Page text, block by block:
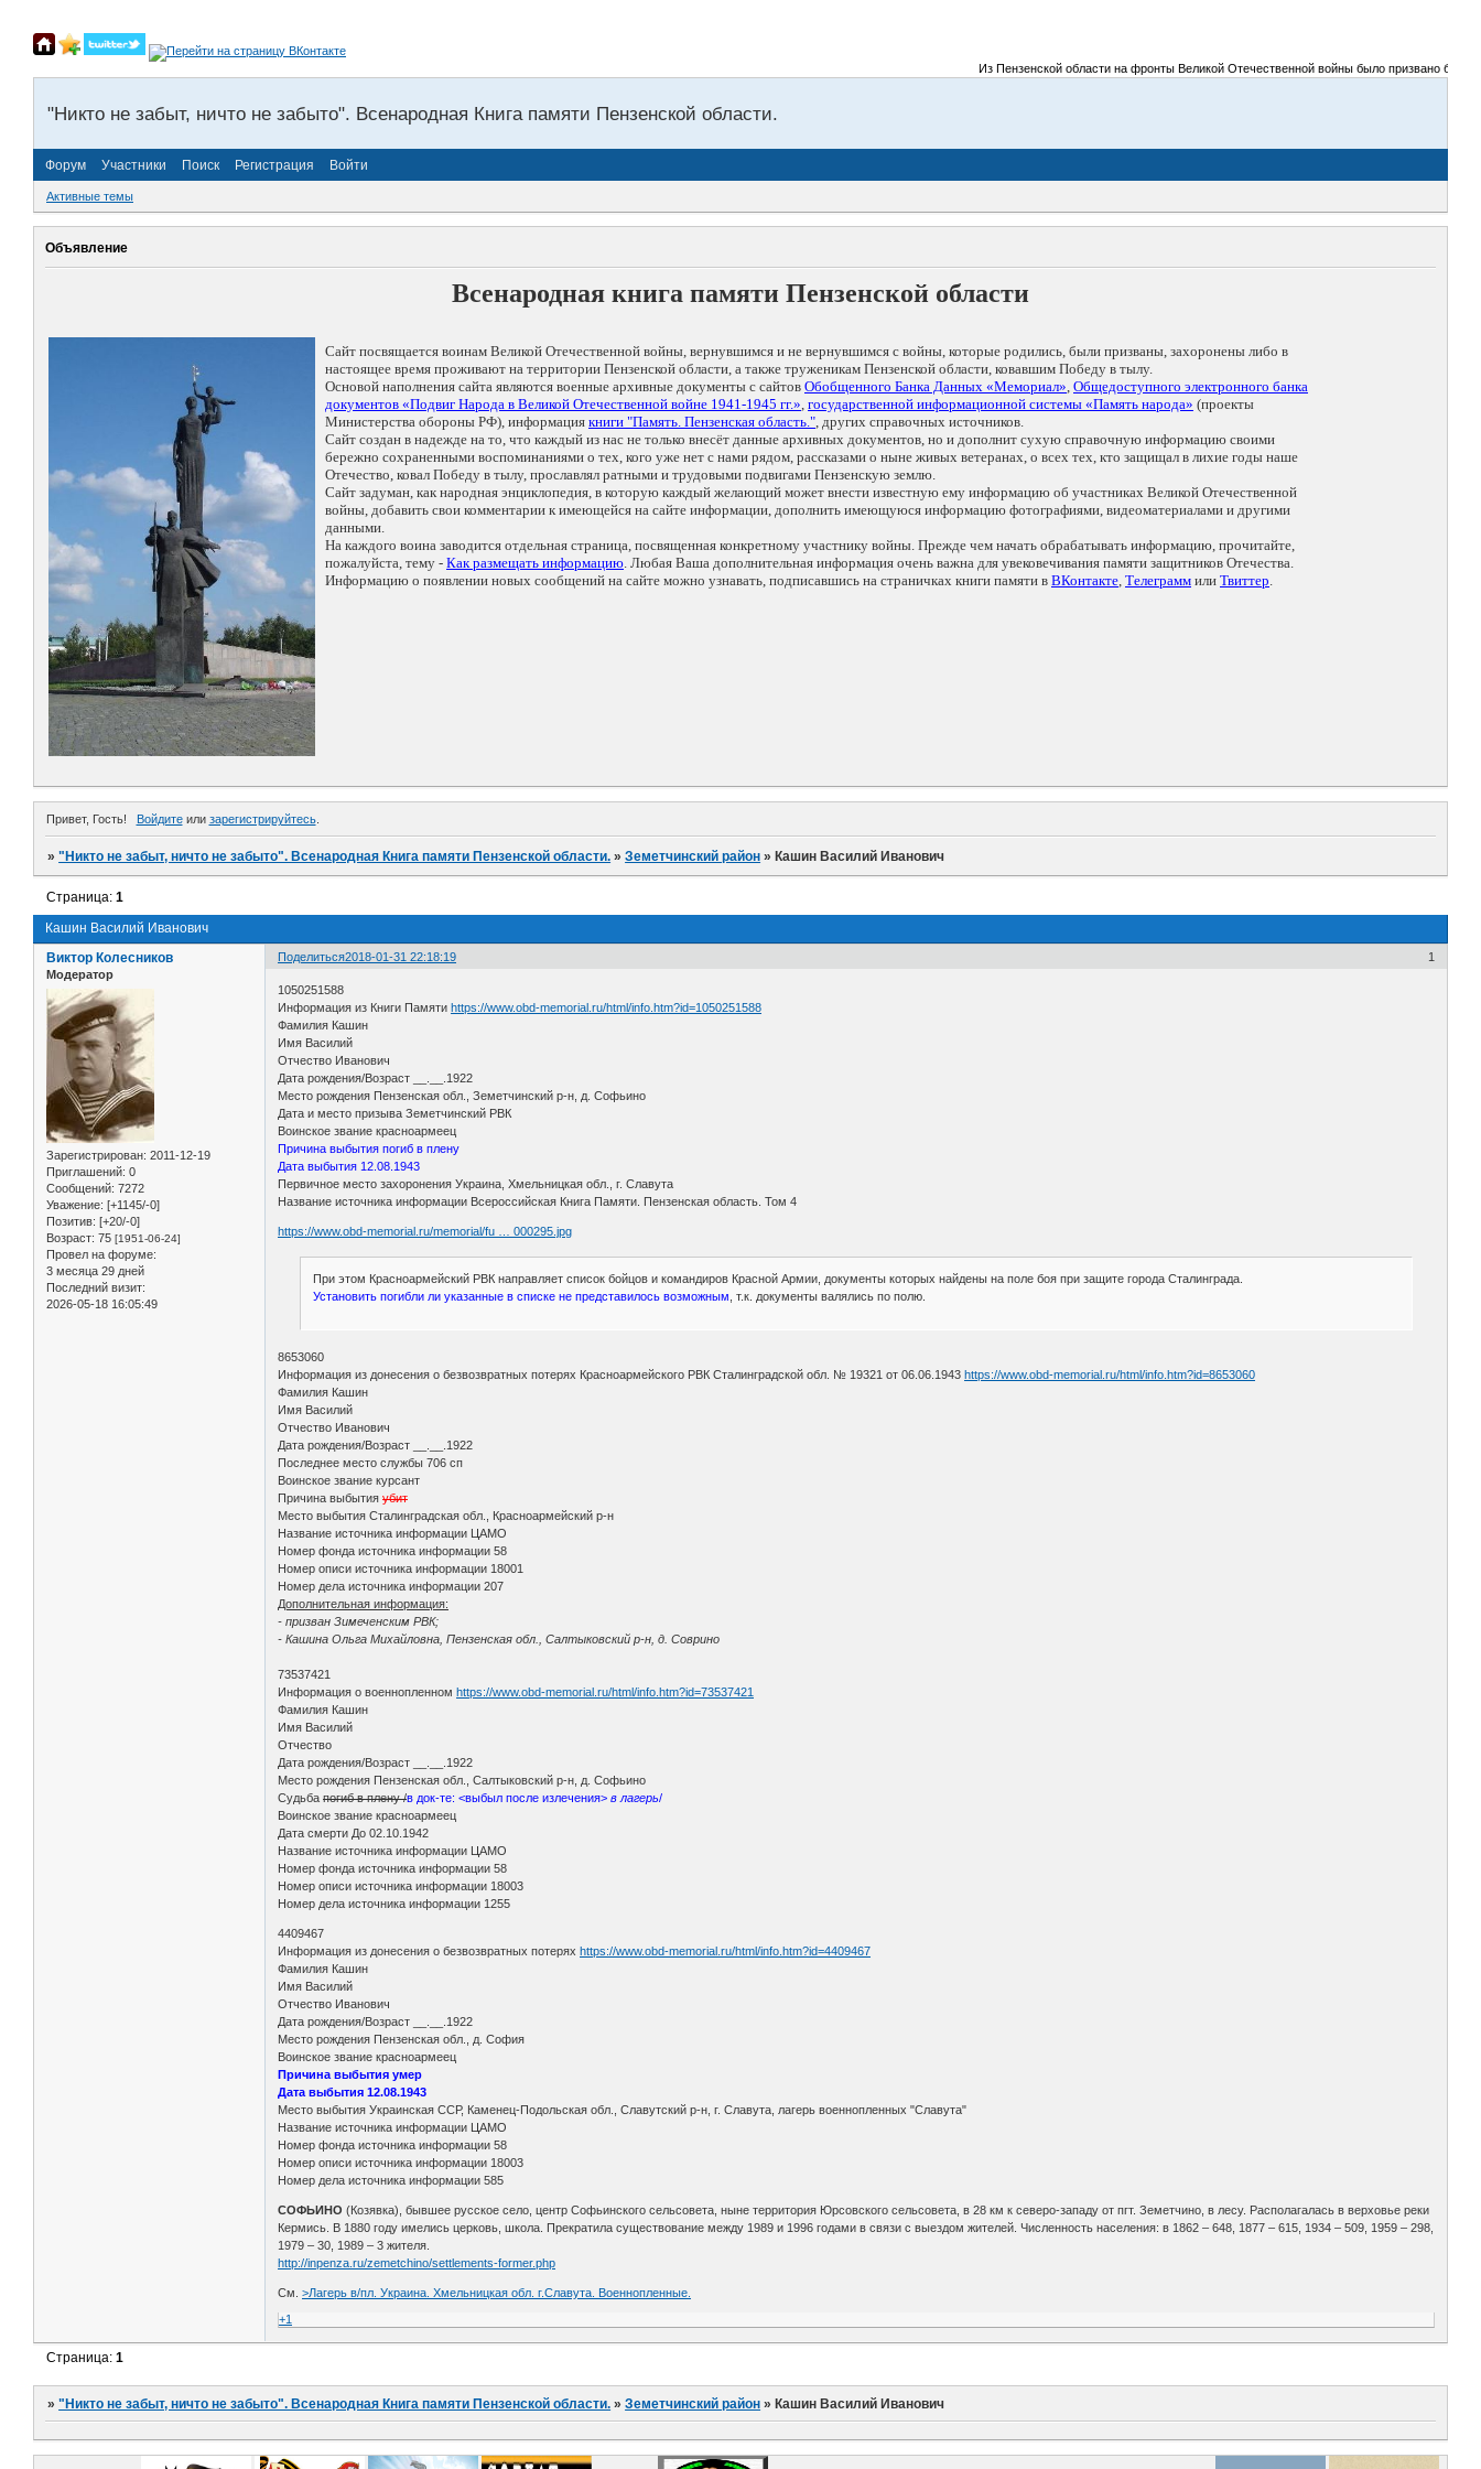
Из Пензенской области на фронты Великой Отечественной войны было призвано более
"Никто не забыт, ничто не забыто". Всенародная Книга памяти Пензенской области.
Форум Участники Поиск Регистрация Войти
Активные темы
Объявление
Всенародная книга памяти Пензенской области
Сайт посвящается воинам Великой Отечественной войны, вернувшимся и не вернувшимся с войны, которые родились, были призваны, захоронены либо в
настоящее время проживают на территории Пензенской области, а также труженикам Пензенской области, ковавшим Победу в тылу.
Основой наполнения сайта являются военные архивные документы с сайтов Обобщенного Банка Данных «Мемориал», Общедоступного электронного банка
документов «Подвиг Народа в Великой Отечественной войне 1941-1945 гг.», государственной информационной системы «Память народа» (проекты
Министерства обороны РФ), информация книги "Память. Пензенская область.", других справочных источников.
Сайт создан в надежде на то, что каждый из нас не только внесёт данные архивных документов, но и дополнит сухую справочную информацию своими
бережно сохраненными воспоминаниями о тех, кого уже нет с нами рядом, рассказами о ныне живых ветеранах, о всех тех, кто защищал в лихие годы наше
Отечество, ковал Победу в тылу, прославлял ратными и трудовыми подвигами Пензенскую землю.
Сайт задуман, как народная энциклопедия, в которую каждый желающий может внести известную ему информацию об участниках Великой Отечественной
войны, добавить свои комментарии к имеющейся на сайте информации, дополнить имеющуюся информацию фотографиями, видеоматериалами и другими
данными.
На каждого воина заводится отдельная страница, посвященная конкретному участнику войны. Прежде чем начать обрабатывать информацию, прочитайте,
пожалуйста, тему - Как размещать информацию. Любая Ваша дополнительная информация очень важна для увековечивания памяти защитников Отечества.
Информацию о появлении новых сообщений на сайте можно узнавать, подписавшись на страничках книги памяти в ВКонтакте, Телеграмм или Твиттер.
Привет, Гость! Войдитеили зарегистрируйтесь.
»"Никто не забыт, ничто не забыто". Всенародная Книга памяти Пензенской области. »Земетчинский район » Кашин Василий Иванович
Кашин Василий Иванович
Страница:1
Поделиться 1
2018-01-31 22:18:19
Виктор Колесников
Модератор
Зарегистрирован: 2011-12-19
Приглашений: 0
Сообщений: 7272
Уважение: [+1145/-0]
Позитив: [+20/-0]
Возраст: 75 [1951-06-24]
Провел на форуме:
3 месяца 29 дней
Последний визит:
2026-05-18 16:05:49
1050251588
Информация из Книги Памятиhttps://www.obd-memorial.ru/html/info.htm?id=1050251588
Фамилия Кашин
Имя Василий
Отчество Иванович
Дата рождения/Возраст __.__.1922
Место рождения Пензенская обл., Земетчинский р-н, д. Софьино
Дата и место призыва Земетчинский РВК
Воинское звание красноармеец
Причина выбытия погиб в плену
Дата выбытия 12.08.1943
Первичное место захоронения Украина, Хмельницкая обл., г. Славута
Название источника информации Всероссийская Книга Памяти. Пензенская область. Том 4
https://www.obd-memorial.ru/memorial/fu … 000295.jpg
При этом Красноармейский РВК направляет список бойцов и командиров Красной Армии, документы которых найдены на поле боя при защите города Сталинграда.
Установить погибли ли указанные в списке не представилось возможным , т.к. документы валялись по полю.
8653060
Информация из донесения о безвозвратных потерях Красноармейского РВК Сталинградской обл. № 19321 от 06.06.1943https://www.obd-memorial.ru/html/info.htm?id=8653060
Фамилия Кашин
Имя Василий
Отчество Иванович
Дата рождения/Возраст __.__.1922
Последнее место службы 706 сп
Воинское звание курсант
Причина выбытияубит
Место выбытия Сталинградская обл., Красноармейский р-н
Название источника информации ЦАМО
Номер фонда источника информации 58
Номер описи источника информации 18001
Номер дела источника информации 207
Дополнительная информация:
- призван Зимеченским РВК;
- Кашина Ольга Михайловна, Пензенская обл., Салтыковский р-н, д. Соврино
73537421
Информация о военнопленномhttps://www.obd-memorial.ru/html/info.htm?id=73537421
Фамилия Кашин
Имя Василий
Отчество
Дата рождения/Возраст __.__.1922
Место рождения Пензенская обл., Салтыковский р-н, д. Софьино
Судьбапогиб в плену /в док-те: <выбыл после излечения>в лагерь/
Воинское звание красноармеец
Дата смерти До 02.10.1942
Название источника информации ЦАМО
Номер фонда источника информации 58
Номер описи источника информации 18003
Номер дела источника информации 1255
4409467
Информация из донесения о безвозвратных потеряхhttps://www.obd-memorial.ru/html/info.htm?id=4409467
Фамилия Кашин
Имя Василий
Отчество Иванович
Дата рождения/Возраст __.__.1922
Место рождения Пензенская обл., д. София
Воинское звание красноармеец
Причина выбытия умер
Дата выбытия 12.08.1943
Место выбытия Украинская ССР, Каменец-Подольская обл., Славутский р-н, г. Славута, лагерь военнопленных "Славута"
Название источника информации ЦАМО
Номер фонда источника информации 58
Номер описи источника информации 18003
Номер дела источника информации 585
СОФЬИНО (Козявка), бывшее русское село, центр Софьинского сельсовета, ныне территория Юрсовского сельсовета, в 28 км к северо-западу от пгт. Земетчино, в лесу. Располагалась в верховье реки
Кермись. В 1880 году имелись церковь, школа. Прекратила существование между 1989 и 1996 годами в связи с выездом жителей. Численность населения: в 1862 – 648, 1877 – 615, 1934 – 509, 1959 – 298,
1979 – 30, 1989 – 3 жителя.
http://inpenza.ru/zemetchino/settlements-former.php
См.>Лагерь в/пл. Украина. Хмельницкая обл. г.Славута. Военнопленные.
+1
Страница:1
»"Никто не забыт, ничто не забыто". Всенародная Книга памяти Пензенской области. »Земетчинский район » Кашин Василий Иванович